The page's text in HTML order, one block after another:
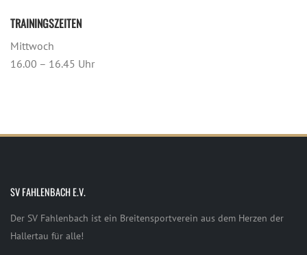
TRAININGSZEITEN
Mittwoch
16.00 – 16.45 Uhr
SV FAHLENBACH E.V.
Der SV Fahlenbach ist ein Breitensportverein aus dem Herzen der
Hallertau für alle!